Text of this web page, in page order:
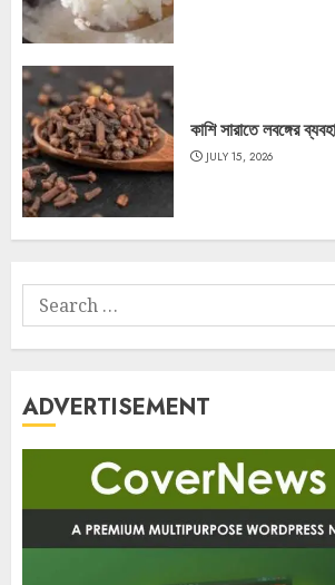
কাশি সারাতে লবঙ্গের
JULY 15, 2026
Search
for:
ADVERTISEMENT